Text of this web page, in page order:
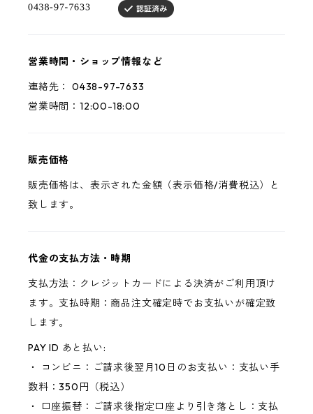
営業時間・ショップ情報など
連絡先： 0438-97-7633
営業時間：12:00-18:00
販売価格
販売価格は、表示された金額（表示価格/消費税込）と
致します。
代金の支払方法・時期
支払方法：クレジットカードによる決済がご利用頂け
ます。支払時期：商品注文確定時でお支払いが確定致
します。
PAY ID あと払い:
・ コンビニ：ご請求後翌月10日のお支払い：支払い手
数料：350円（税込）
・ 口座振替：ご請求後指定口座より引き落とし：支払